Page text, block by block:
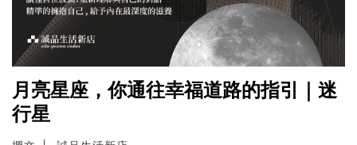
月亮星座，你通往幸福道路的指引｜迷
行星